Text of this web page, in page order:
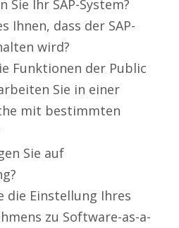
Sie Ihr SAP-System?
Ihnen, dass der SAP-
wird?
Funktionen der Public
Sie in einer
mit bestimmten
Sie auf
die Einstellung Ihres
zu Software-as-a-